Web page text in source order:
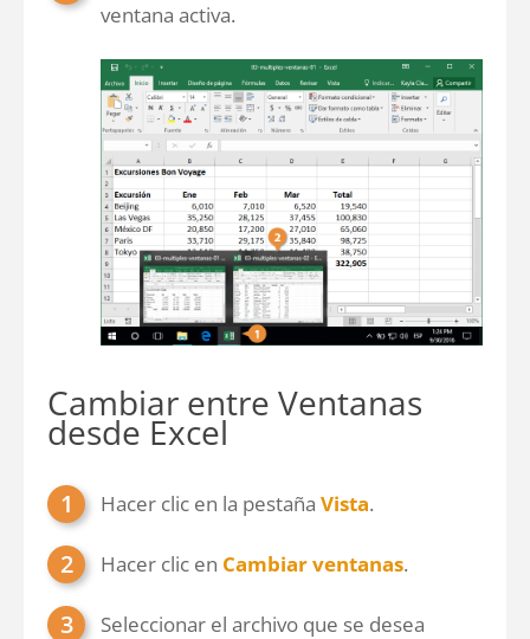
ventana activa.
Cambiar entre Ventanas
desde Excel
Hacer clic en la pestaña Vista.
Hacer clic en Cambiar ventanas.
Seleccionar el archivo que se desea